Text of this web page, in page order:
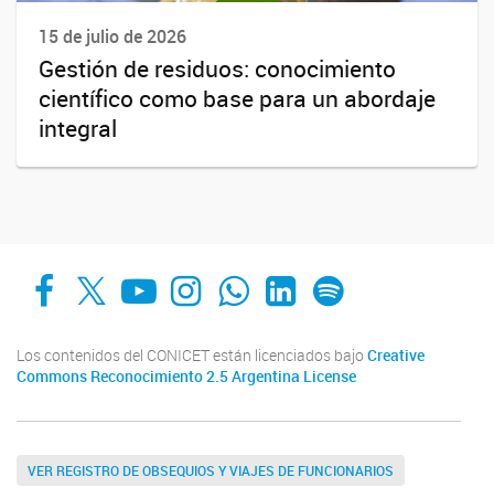
15 de julio de 2026
Gestión de residuos: conocimiento
científico como base para un abordaje
integral
Facebook
X YouTube
Instagram
Whats AppLinkedIn
Spotify
Los contenidos del CONICET están licenciados bajo Creative
Commons Reconocimiento 2.5 Argentina License
VER REGISTRO DE OBSEQUIOS Y VIAJES DE FUNCIONARIOS